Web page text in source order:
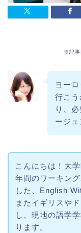
※記事
ヨー
行こ
り、
ージ
こんにちは！大
年間のワーキン
した、English
またイギリスや
し、現地の語学
ります。